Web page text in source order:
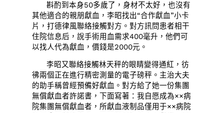
斟酌到本身50多歲了，身材不太好，也沒有
其他適合的親朋獻血，李昭找出“合作獻血”小卡
片，打德律風聯絡接觸對方。對方訊問患者相干
住院信息后，說手術用血需求400毫升，他們可
以找人代為獻血，價錢是2000元。
李昭又聯絡接觸林天秤的眼睛變得通紅，彷
彿兩個正在進行精密測量的電子磅秤。主治大夫
的助手稱曾經預備好獻血。對方給了她一份集團
無償獻血者許諾書，下面寫著：我自愿成為××病
院集團無償獻血者，所獻血液制品僅用于××病院